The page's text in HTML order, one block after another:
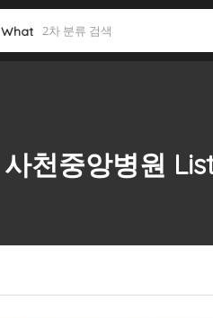
What
사천중앙병원